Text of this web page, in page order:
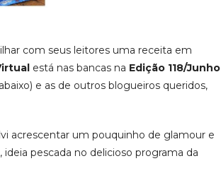
com seus leitores uma receita em
está nas bancas na Edição 118/Junho
e as de outros blogueiros queridos,
acrescentar um pouquinho de glamour e
pescada no delicioso programa da